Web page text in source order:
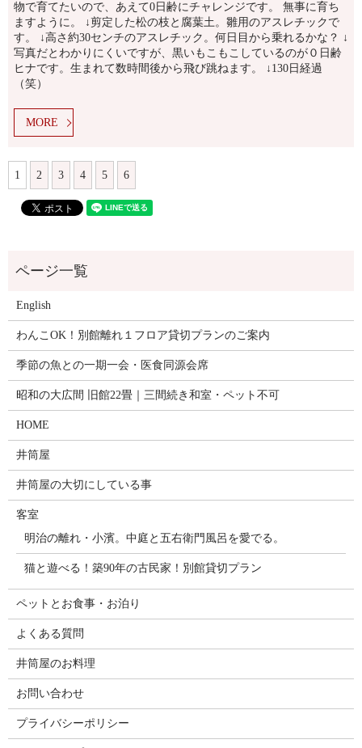
物で育てたいので、あえて0日齢にチャレンジです。 無事に育ち
ますように。 ↓剪定した松の枝と腐葉土。雛用のアスレチックで
す。 ↓高さ約30センチのアスレチック。何日目から乗れるかな？ ↓
写真だとわかりにくいですが、黒いもこもこしているのが０日齢
ヒナです。生まれて数時間後から飛び跳ねます。 ↓130日経過
（笑）
MORE
1 2 3 4 5 6
English
わんこOK！別館離れ１フロア貸切プランのご案内
季節の魚との一期一会・医食同源会席
昭和の大広間 旧館22畳｜三間続き和室・ペット不可
HOME
井筒屋
井筒屋の大切にしている事
客室
明治の離れ・小濱。中庭と五右衛門風呂を愛でる。
猫と遊べる！築90年の古民家！別館貸切プラン
ペットとお食事・お泊り
よくある質問
井筒屋のお料理
お問い合わせ
プライバシーポリシー